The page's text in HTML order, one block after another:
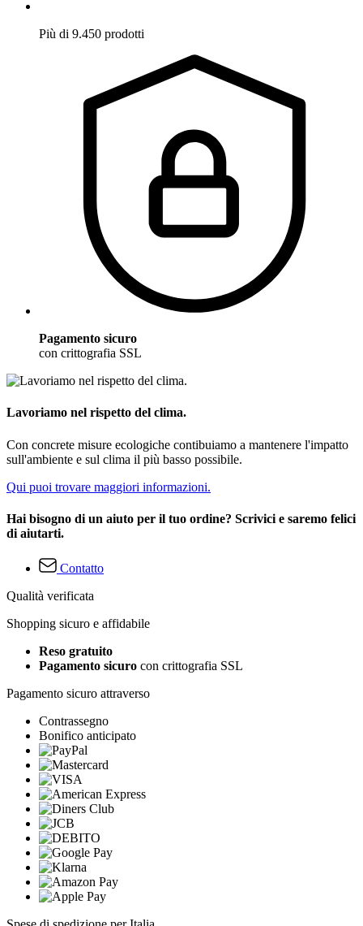
Più di 9.450 prodotti
Pagamento sicuro
con crittografia SSL
Lavoriamo nel rispetto del clima.
Con concrete misure ecologiche contibuiamo a mantenere l'impatto
sull'ambiente e sul clima il più basso possibile.
Qui puoi trovare maggiori informazioni.
Hai bisogno di un aiuto per il tuo ordine? Scrivici e saremo felici
di aiutarti.
Contatto
Qualità verificata
Shopping sicuro e affidabile
Reso gratuito
Pagamento sicuro con crittografia SSL
Pagamento sicuro attraverso
Contrassegno
Bonifico anticipato